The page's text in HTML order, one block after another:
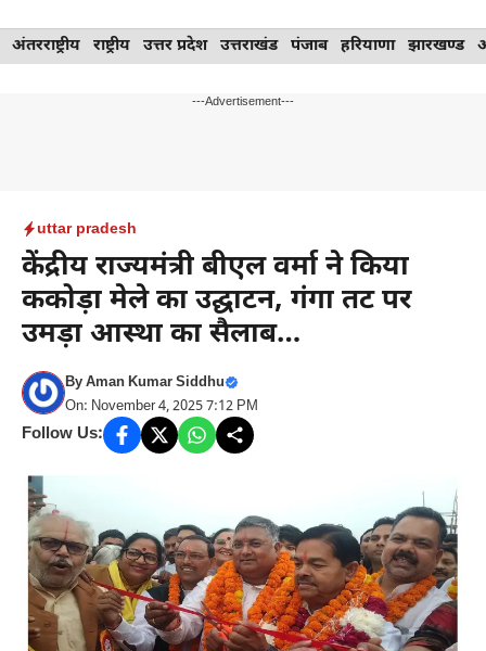
Skip
to
अंतरराष्ट्रीय राष्ट्रीय उत्तर प्रदेश उत्तराखंड पंजाब हरियाणा झारखण्ड
---Advertisement---
uttar pradesh
केंद्रीय राज्यमंत्री बीएल वर्मा ने किया
ककोड़ा मेले का उद्घाटन, गंगा तट पर
उमड़ा आस्था का सैलाब…
ByAman Kumar Siddhu
On: November 4, 2025 7:12 PM
Follow Us: